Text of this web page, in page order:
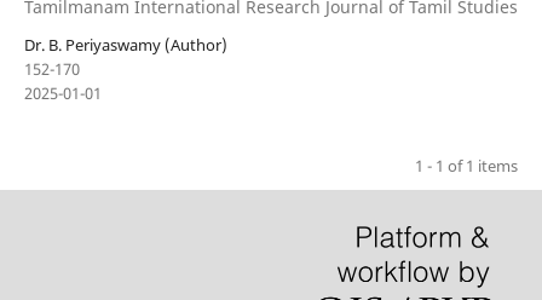
Tamilmanam International Research Journal of Tamil Studies
Dr. B. Periyaswamy (Author)
152-170
2025-01-01
1 - 1 of 1 items